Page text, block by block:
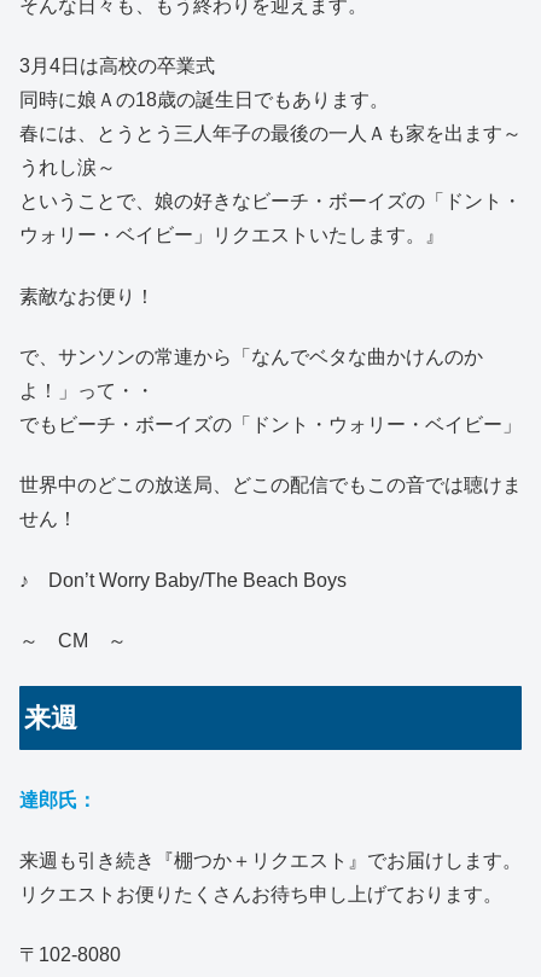
そんな日々も、もう終わりを迎えます。
3月4日は高校の卒業式
同時に娘Ａの18歳の誕生日でもあります。
春には、とうとう三人年子の最後の一人Ａも家を出ます～
うれし涙～
ということで、娘の好きなビーチ・ボーイズの「ドント・
ウォリー・ベイビー」リクエストいたします。』
素敵なお便り！
で、サンソンの常連から「なんでベタな曲かけんのか
よ！」って・・
でもビーチ・ボーイズの「ドント・ウォリー・ベイビー」
世界中のどこの放送局、どこの配信でもこの音では聴けま
せん！
♪ Don’t Worry Baby/The Beach Boys
～ CM ～
来週
達郎氏：
来週も引き続き『棚つか＋リクエスト』でお届けします。
リクエストお便りたくさんお待ち申し上げております。
〒102-8080